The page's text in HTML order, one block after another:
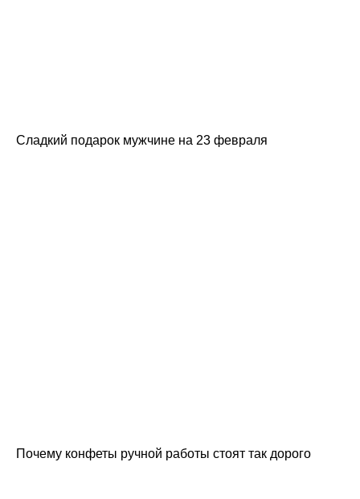
Сладкий подарок мужчине на 23 февраля
Почему конфеты ручной работы стоят так дорого